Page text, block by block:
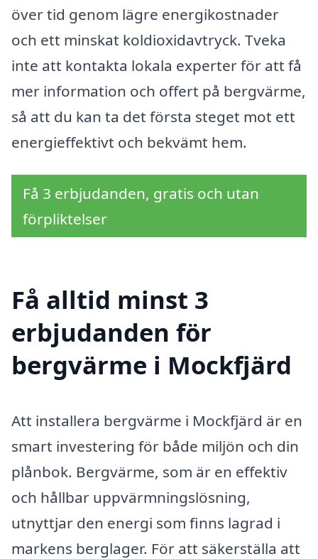
över tid genom lägre energikostnader
och ett minskat koldioxidavtryck. Tveka
inte att kontakta lokala experter för att få
mer information och offert på bergvärme,
så att du kan ta det första steget mot ett
energieffektivt och bekvämt hem.
Få 3 erbjudanden, gratis och utan
förpliktelser
Få alltid minst 3
erbjudanden för
bergvärme i Mockfjärd
Att installera bergvärme i Mockfjärd är en
smart investering för både miljön och din
plånbok. Bergvärme, som är en effektiv
och hållbar uppvärmningslösning,
utnyttjar den energi som finns lagrad i
markens berglager. För att säkerställa att